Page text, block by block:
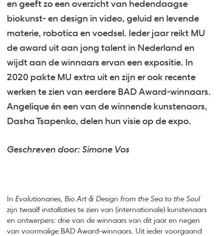
en geeft zo een overzicht van hedendaagse
biokunst- en design in video, geluid en levende
materie, robotica en voedsel. Ieder jaar reikt MU
de award uit aan jong talent in Nederland en
wijdt aan de winnaars ervan een expositie. In
2020 pakte MU extra uit en zijn er ook recente
werken te zien van eerdere BAD Award-winnaars.
Angelique én een van de winnende kunstenaars,
Dasha Tsapenko, delen hun visie op de expo.
Geschreven door: Simone Vos
InEvolutionaries, Bio Art & Design from the Sea to the Soul
zijn twaalf installaties te zien van (internationale) kunstenaars
en ontwerpers: drie van de winnaars van dit jaar en negen
van voormalige BAD Award-winnaars. Uit ieder voorgaand